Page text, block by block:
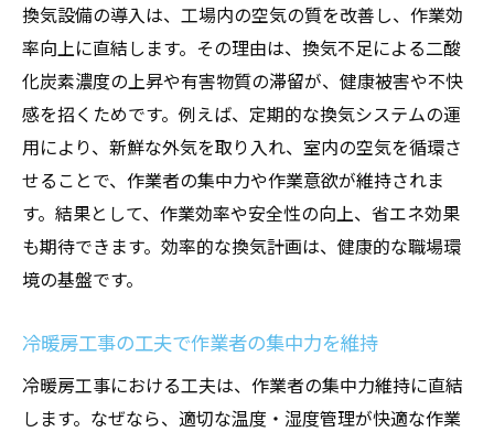
換気設備の導入は、工場内の空気の質を改善し、作業効
率向上に直結します。その理由は、換気不足による二酸
化炭素濃度の上昇や有害物質の滞留が、健康被害や不快
感を招くためです。例えば、定期的な換気システムの運
用により、新鮮な外気を取り入れ、室内の空気を循環さ
せることで、作業者の集中力や作業意欲が維持されま
す。結果として、作業効率や安全性の向上、省エネ効果
も期待できます。効率的な換気計画は、健康的な職場環
境の基盤です。
冷暖房工事の工夫で作業者の集中力を維持
冷暖房工事における工夫は、作業者の集中力維持に直結
します。なぜなら、適切な温度・湿度管理が快適な作業